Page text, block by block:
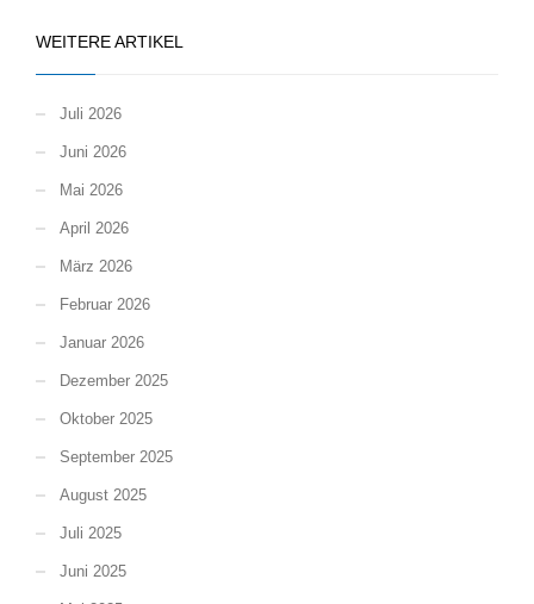
WEITERE ARTIKEL
Juli 2026
Juni 2026
Mai 2026
April 2026
März 2026
Februar 2026
Januar 2026
Dezember 2025
Oktober 2025
September 2025
August 2025
Juli 2025
Juni 2025